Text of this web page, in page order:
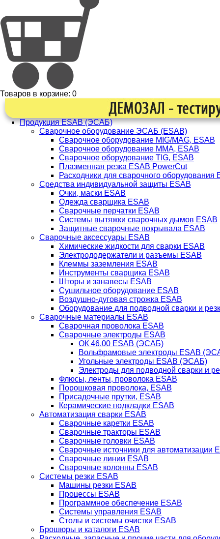
Товаров в корзине: 0
Продукция ESAB (ЭСАБ)
Сварочное оборудование ЭСАБ (ESAB)
Сварочное оборудование MIG/MAG, ESAB
Сварочное оборудование ММА, ESAB
Сварочное оборудование TIG, ESAB
Плазменная резка ESAB PowerCut
Расходники для сварочного оборудования
Средства индивидуальной защиты ESAB
Очки, маски ESAB
Одежда сварщика ESAB
Сварочные перчатки ESAB
Системы вытяжки сварочных дымов ESAB
Защитные сварочные покрывала ESAB
Сварочные аксессуары ESAB
Химические жидкости для сварки ESAB
Электрододержатели и разъемы ESAB
Клеммы заземления ESAB
Инструменты сварщика ESAB
Шторы и занавесы ESAB
Сушильное оборудование ESAB
Воздушно-дуговая строжка ESAB
Оборудование для подводной сварки и
Сварочные материалы ESAB
Сварочная проволока ESAB
Сварочные электроды ESAB
ОК 46.00 ESAB (ЭСАБ)
Вольфрамовые электроды ESAB
Угольные электроды ESAB (ЭСАБ)
Электроды для подводной сварки и
Флюсы, ленты, проволока ESAB
Порошковая проволока, ESAB
Присадочные прутки, ESAB
Керамические подкладки ESAB
Автоматизация сварки ESAB
Сварочные каретки ESAB
Сварочные тракторы ESAB
Сварочные головки ESAB
Сварочные источники для автоматизации
Сварочные линии ESAB
Сварочные колонны ESAB
Системы резки ESAB
Машины резки ESAB
Процессы ESAB
Программное обеспечение ESAB
Системы управления ESAB
Столы и системы очистки ESAB
Брошюры и каталоги ESAB